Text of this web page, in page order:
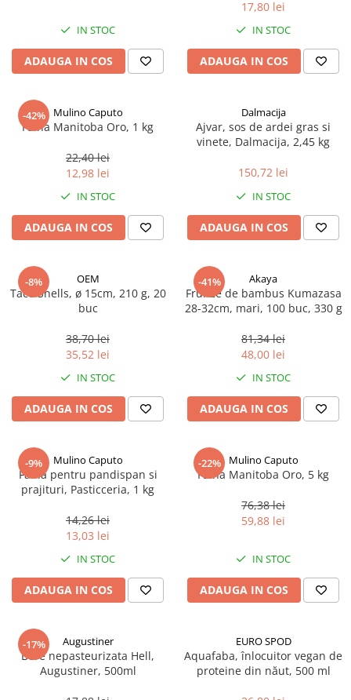
Sare de mare din Marea Nordului
Sare de mare din Oceanele Pacific
si Indian
Portugalia
Sare de roca
Sare speciala
Terine si placinte
Uleiuri speciale/presate la rece
Ulei de masline extravirgin
Ulei Gewurzgarten
Ulei Huilerie Beaujolaise
Ulei Huileries du Berry
Uleiuri aromatizate
Ulei Wiberg Gastro
Prajitore paine
Gratare
IN STOC
ADAUGA IN COS
17,80 lei
IN STOC
ADAUGA IN COS
-42% Mulino Caputo
Faina Manitoba Oro, 1 kg
22,40 lei
12,98 lei
IN STOC
ADAUGA IN COS
Dalmacija
Ajvar, sos de ardei gras si
vinete, Dalmacija, 2,45 kg
150,72 lei
IN STOC
ADAUGA IN COS
-8% OEM
Taco Shells, ø 15cm, 210 g, 20
buc
38,70 lei
35,52 lei
IN STOC
ADAUGA IN COS
-41% Akaya
Frunze de bambus Kumazasa
28-32cm, mari, 100 buc, 330 g
81,34 lei
48,00 lei
IN STOC
ADAUGA IN COS
-9% Mulino Caputo
Faina pentru pandispan si
prajituri, Pasticceria, 1 kg
14,26 lei
13,03 lei
IN STOC
ADAUGA IN COS
-22% Mulino Caputo
Faina Manitoba Oro, 5 kg
76,38 lei
59,88 lei
IN STOC
ADAUGA IN COS
-17% Augustiner
Bere nepasteurizata Hell,
Augustiner, 500ml
EURO SPOD
Aquafaba, înlocuitor vegan de
proteine ​​din năut, 500 ml